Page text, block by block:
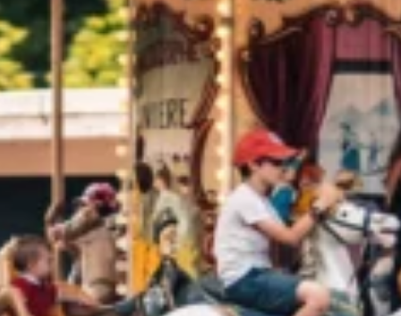
EN COUPLE
EN COUPLE
EVÉNEMENTS D'ENTREPRISE
EVÉNEMENTS D'ENTREPRISE
TOUTES NOS EXPERIENCES
Accès rapide
INFORMATIONS PRATIQUES
RESTAURATION
BTOB – ENTREPRISES